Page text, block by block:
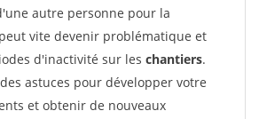
autre personne pour la
vite devenir problématique et
d'inactivité sur les chantiers.
astuces pour développer votre
et obtenir de nouveaux